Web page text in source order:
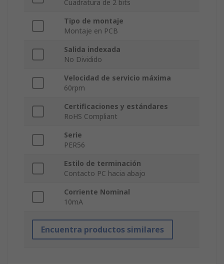
Cuadratura de 2 bits
Tipo de montaje
Montaje en PCB
Salida indexada
No Dividido
Velocidad de servicio máxima
60rpm
Certificaciones y estándares
RoHS Compliant
Serie
PER56
Estilo de terminación
Contacto PC hacia abajo
Corriente Nominal
10mA
Encuentra productos similares